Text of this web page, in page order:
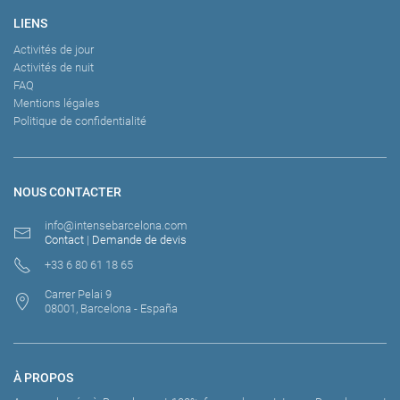
NOUS CONTACTER
info@intensebarcelona.com
Contact | Demande de devis
+33 6 80 61 18 65
Carrer Pelai 9
08001, Barcelona - España
LIENS
Activités de jour
Activités de nuit
FAQ
Mentions légales
Politique de confidentialité
À PROPOS